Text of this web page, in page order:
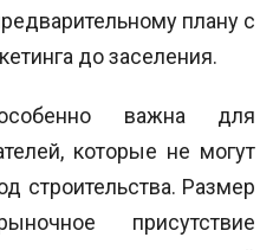
плану с
до заселения.
важна для
которые не могут
строительства. Размер
присутствие